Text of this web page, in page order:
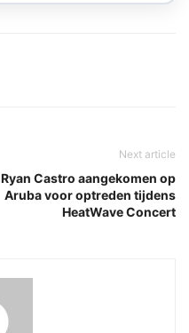
Next article
Ryan Castro aangekomen op
Aruba voor optreden tijdens
HeatWave Concert